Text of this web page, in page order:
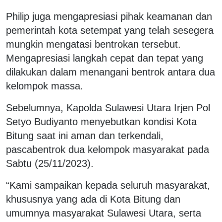
Philip juga mengapresiasi pihak keamanan dan
pemerintah kota setempat yang telah sesegera
mungkin mengatasi bentrokan tersebut.
Mengapresiasi langkah cepat dan tepat yang
dilakukan dalam menangani bentrok antara dua
kelompok massa.
Sebelumnya, Kapolda Sulawesi Utara Irjen Pol
Setyo Budiyanto menyebutkan kondisi Kota
Bitung saat ini aman dan terkendali,
pascabentrok dua kelompok masyarakat pada
Sabtu (25/11/2023).
“Kami sampaikan kepada seluruh masyarakat,
khususnya yang ada di Kota Bitung dan
umumnya masyarakat Sulawesi Utara, serta